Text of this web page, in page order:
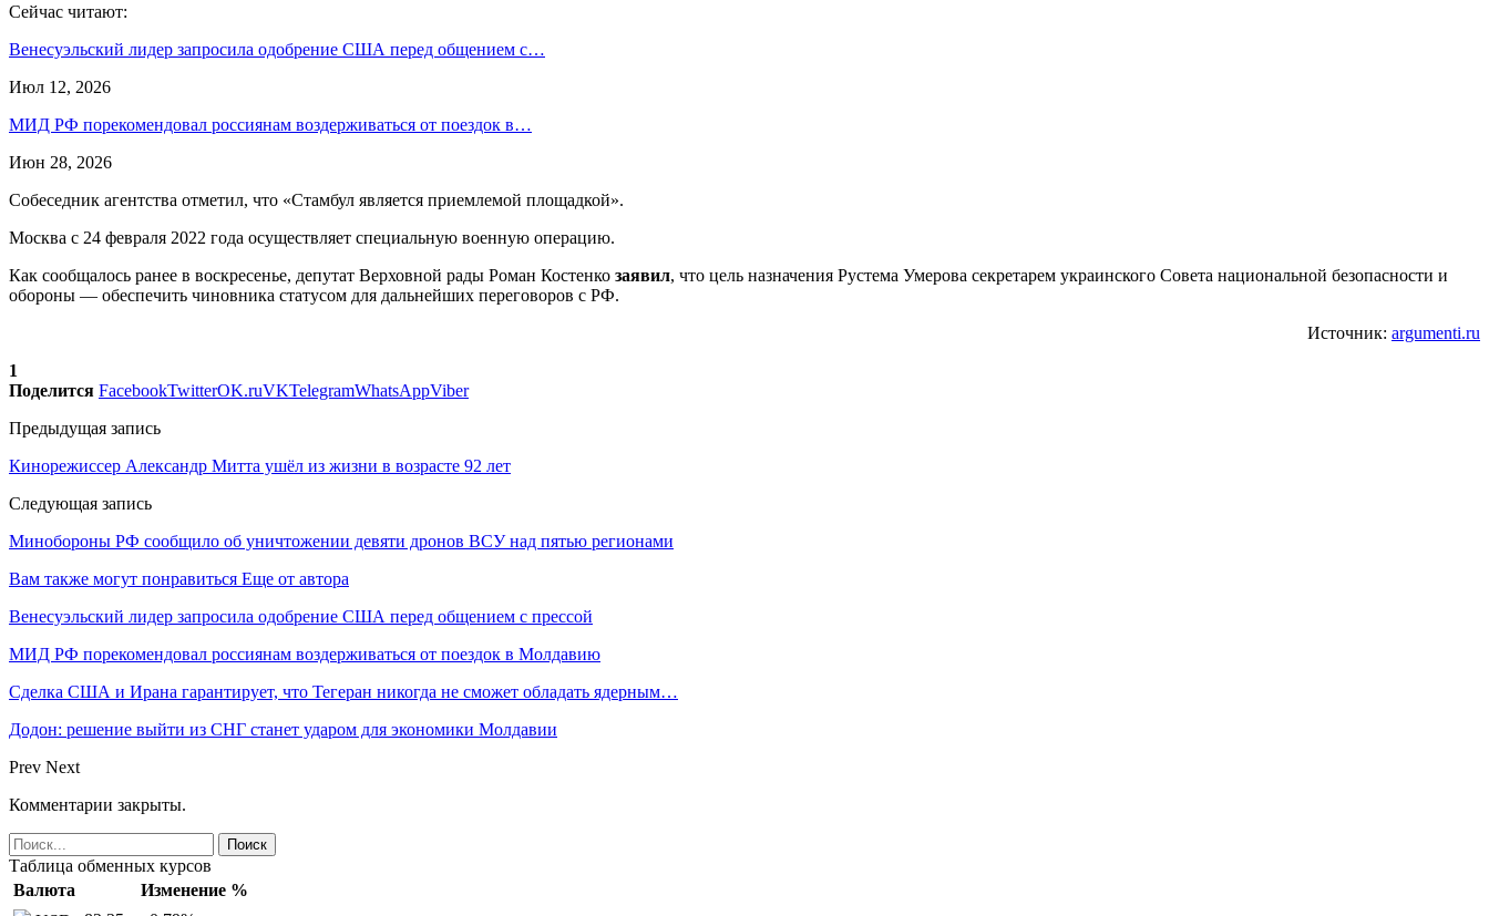
Сейчас читают:
Венесуэльский лидер запросила одобрение США перед общением с…
Июл 12, 2026
МИД РФ порекомендовал россиянам воздерживаться от поездок в…
Июн 28, 2026
Собеседник агентства отметил, что «Стамбул является приемлемой площадкой».
Москва с 24 февраля 2022 года осуществляет специальную военную операцию.
Как сообщалось ранее в воскресенье, депутат Верховной рады Роман Костенко заявил, что цель назначения Рустема Умерова секретарем украинского Совета национальной безопасности и
обороны — обеспечить чиновника статусом для дальнейших переговоров с РФ.
Источник: argumenti.ru
1
Поделится FacebookTwitterOK.ruVKTelegramWhatsAppViber
Предыдущая запись
Кинорежиссер Александр Митта ушёл из жизни в возрасте 92 лет
Следующая запись
Минобороны РФ сообщило об уничтожении девяти дронов ВСУ над пятью регионами
Вам также могут понравиться Еще от автора
Венесуэльский лидер запросила одобрение США перед общением с прессой
МИД РФ порекомендовал россиянам воздерживаться от поездок в Молдавию
Сделка США и Ирана гарантирует, что Тегеран никогда не сможет обладать ядерным…
Додон: решение выйти из СНГ станет ударом для экономики Молдавии
Prev Next
Комментарии закрыты.
Таблица обменных курсов
Валюта
Изменение %